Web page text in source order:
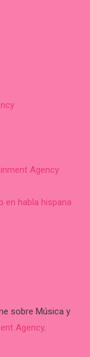
Agency
en habla hispana
sobre Música y
Agency.